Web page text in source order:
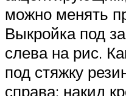
можно менять
Выкройка под
слева на рис.
под стяжку
справа: накид